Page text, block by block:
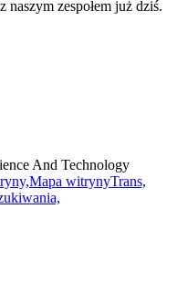
zespołem już dziś.
And Technology
Mapa witrynyTrans,